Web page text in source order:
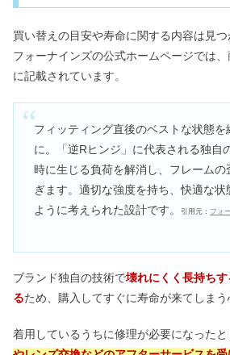
買い替えの目安や寿命に関する内容は見つ
フォーナインズの公式ホームページでは
に記載されています。
フィッティング直後のベストな状態を
に。「逆Rヒンジ」に代表される独自
時に生じる負荷を解消し、フレーム
ぎます。適切な強度を持ち、快適な状
ように考えられた設計です。
引用元： フォ
ブランド独自の技術で壊れにくく長持ち
るため、購入してすぐに寿命が来てしまう
着用しているうちに修理が必要になったと